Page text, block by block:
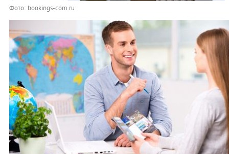
Фото: bookings-com.ru